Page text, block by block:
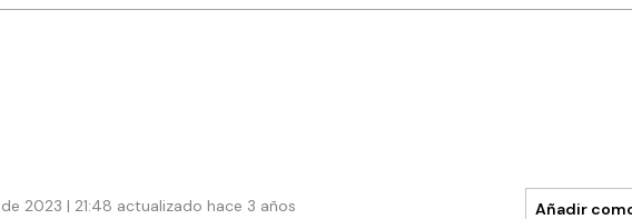
2023 | 21:48 actualizado hace 3 años Añadir